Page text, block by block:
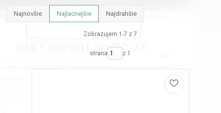
Najnovšie Najlacnejšie Najdrahšie
Zobrazujem 1-7 z 7
strana z 1